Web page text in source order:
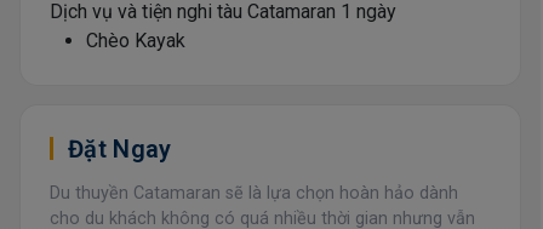
Dịch vụ và tiện nghi tàu Catamaran 1 ngày
Chèo Kayak
Đặt Ngay
Du thuyền Catamaran sẽ là lựa chọn hoàn hảo dành
cho du khách không có quá nhiều thời gian nhưng vẫn